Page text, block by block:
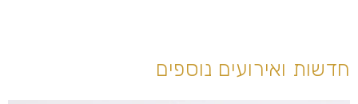
חדשות ואירועים נוספים